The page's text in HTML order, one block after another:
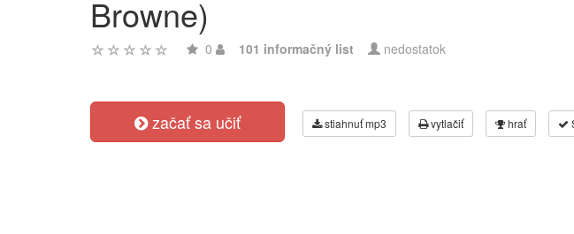
Browne)
0 101 informačný list nedostatok
začať sa učiť stiahnuť mp3 vytlačiť hrať